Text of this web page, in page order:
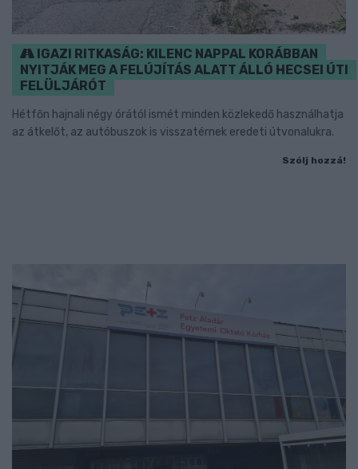
IGAZI RITKASÁG: KILENC NAPPAL KORÁBBAN
NYITJÁK MEG A FELÚJÍTÁS ALATT ÁLLÓ HECSEI ÚTI
FELÜLJÁRÓT
Hétfőn hajnali négy órától ismét minden közlekedő használhatja
az átkelőt, az autóbuszok is visszatérnek eredeti útvonalukra.
Szólj hozzá!